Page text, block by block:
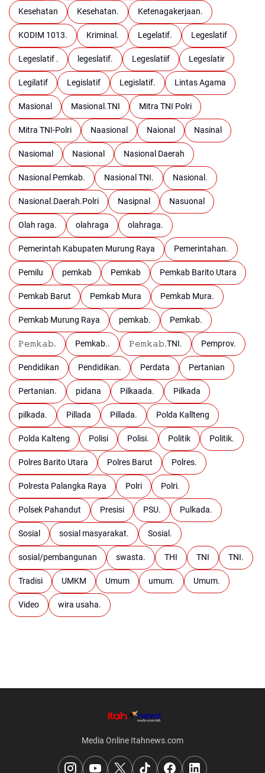
Kesehatan Kesehatan. Ketenagakerjaan.
KODIM 1013. Kriminal. Legelatif. Legeslatif
Legeslatif . legeslatif. Legeslatiif Legeslatir
Legilatif Legislatif Legislatif. Lintas Agama
Masional Masional.TNI Mitra TNI Polri
Mitra TNI-Polri Naasional Naional Nasinal
Nasiomal Nasional Nasional Daerah
Nasional Pemkab. Nasional TNI. Nasional.
Nasional.Daerah.Polri Nasipnal Nasuonal
Olah raga. olahraga olahraga.
Pemerintah Kabupaten Murung Raya Pemerintahan.
Pemilu pemkab Pemkab Pemkab Barito Utara
Pemkab Barut Pemkab Mura Pemkab Mura.
Pemkab Murung Raya pemkab. Pemkab.
𝙿𝚎𝚖𝚔𝚊𝚋. Pemkab.. 𝙿𝚎𝚖𝚔𝚊𝚋.TNI. Pemprov.
Pendidikan Pendidikan. Perdata Pertanian
Pertanian. pidana Pilkaada. Pilkada
pilkada. Pillada Pillada. Polda Kallteng
Polda Kalteng Polisi Polisi. Politik Politik.
Polres Barito Utara Polres Barut Polres.
Polresta Palangka Raya Polri Polri.
Polsek Pahandut Presisi PSU. Pulkada.
Sosial sosial masyarakat. Sosial.
sosial/pembangunan swasta. THI TNI TNI.
Tradisi UMKM Umum umum. Umum.
Video wira usaha.
Media Online Itahnews.com